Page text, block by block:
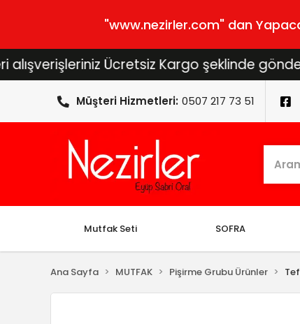
"www.nezirler.com" dan
Ücretsiz Kargo şeklinde
Müşteri Hizmetleri: 0507 217 73 51
Mutfak Seti SOFRA
Ana Sayfa MUTFAK Pişirme Grubu Ürünler